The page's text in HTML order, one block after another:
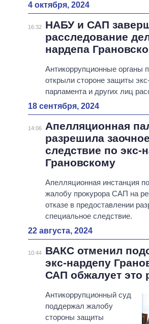
4 октября, 2024
16:32
НАБУ и САП
расследование
нардепа
Антикоррупционные органы
открыли стороне защиты
парламента и других лиц
18 сентября, 2024
14:06
Апелляционная
разрешила заочное
следствие по экс-
Грановскому
Апелляционная инстанция
жалобу прокурора САП на
отказе в предоставлении
специальное следствие.
22 августа, 2024
10:44
ВАКС отменил
экс-нардепу
САП обжалует это
Антикоррупционный суд
поддержал жалобу
стороны защиты